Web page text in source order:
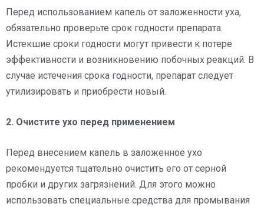
Перед использованием капель от заложенности уха,
обязательно проверьте срок годности препарата.
Истекшие сроки годности могут привести к потере
эффективности и возникновению побочных реакций. В
случае истечения срока годности, препарат следует
утилизировать и приобрести новый.
2. Очистите ухо перед применением
Перед внесением капель в заложенное ухо
рекомендуется тщательно очистить его от серной
пробки и других загрязнений. Для этого можно
использовать специальные средства для промывания